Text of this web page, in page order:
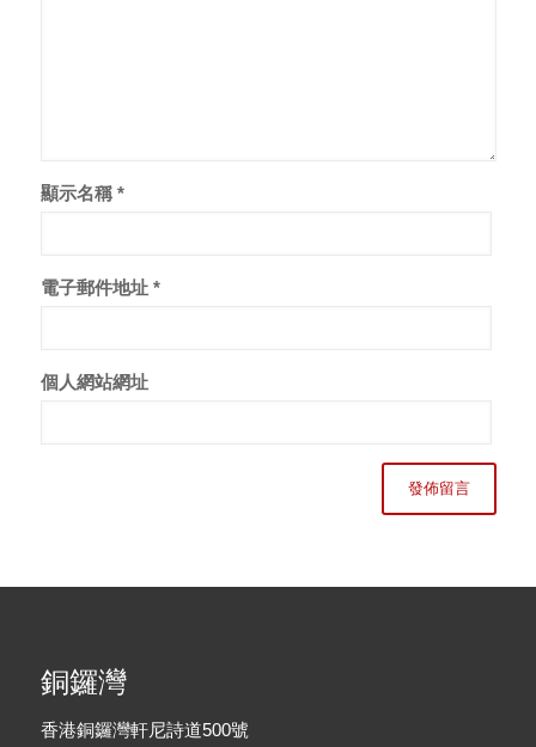
顯示名稱 *
電子郵件地址 *
個人網站網址
銅鑼灣
香港銅鑼灣軒尼詩道500號